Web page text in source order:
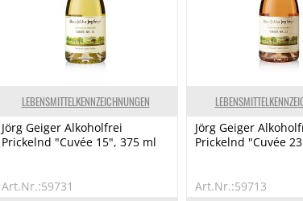
LEBENSMITTELKENNZEICHNUNGEN
Jörg Geiger Alkoholfrei
Prickelnd "Cuvée 15", 375 ml
Art.Nr.:59731
Jörg Geiger
Prickelnd "Cuvée
Art.Nr.:59713